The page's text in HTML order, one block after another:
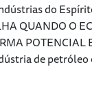
do
QUANDO O
POTENCIAL
de petróleo